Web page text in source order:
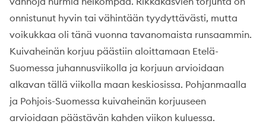
onnistunut hyvin tai vähintään tyydyttävästi, mutta
voikukkaa oli tänä vuonna tavanomaista runsaammin.
Kuivaheinän korjuu päästiin aloittamaan Etelä-
Suomessa juhannusviikolla ja korjuun arvioidaan
alkavan tällä viikolla maan keskiosissa. Pohjanmaalla
ja Pohjois-Suomessa kuivaheinän korjuuseen
arvioidaan päästävän kahden viikon kuluessa.